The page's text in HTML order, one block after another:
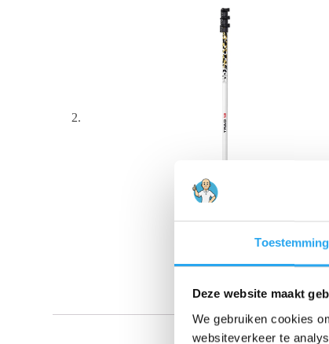
Toestemming
Deze website maakt
We gebruiken cookies
websiteverkeer te